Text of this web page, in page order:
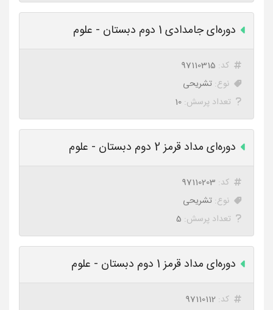
دوره‌ای جامدادی 1 دوم دبستان - علوم
کد: 97110315
نوع: تشریحی
تعداد پرسش: 10
دوره‌ای مداد قرمز 2 دوم دبستان - علوم
کد: 97110203
نوع: تشریحی
تعداد پرسش: 5
دوره‌ای مداد قرمز 1 دوم دبستان - علوم
کد: 97110112